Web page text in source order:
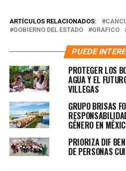
ARTÍCULOS RELACIONADOS:
GOBIERNO DEL ESTADO
GRAFICO
PUEDE
PROTEGER LOS
AGUA Y EL
VILLEGAS
GRUPO BRISAS
GÉNERO EN
PRIORIZA DIF
DE PERSONAS